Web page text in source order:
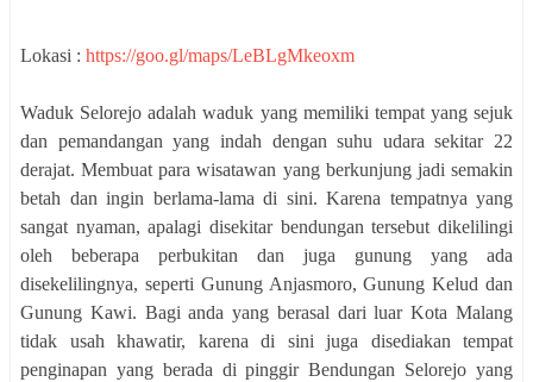
Lokasi : https://goo.gl/maps/LeBLgMkeoxm
Waduk Selorejo adalah waduk yang memiliki tempat yang sejuk
dan pemandangan yang indah dengan suhu udara sekitar 22
derajat. Membuat para wisatawan yang berkunjung jadi semakin
betah dan ingin berlama-lama di sini. Karena tempatnya yang
sangat nyaman, apalagi disekitar bendungan tersebut dikelilingi
oleh beberapa perbukitan dan juga gunung yang ada
disekelilingnya, seperti Gunung Anjasmoro, Gunung Kelud dan
Gunung Kawi. Bagi anda yang berasal dari luar Kota Malang
tidak usah khawatir, karena di sini juga disediakan tempat
penginapan yang berada di pinggir Bendungan Selorejo yang